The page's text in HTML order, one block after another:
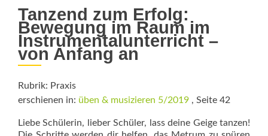
Tanzend zum Erfolg:
Bewegung im Raum im
Instrumentalunterricht –
von Anfang an
Rubrik: Praxis
erschienen in: üben & musizieren 5/2019 , Seite 42
Liebe Schülerin, lieber Schüler, lass deine Geige tanzen!